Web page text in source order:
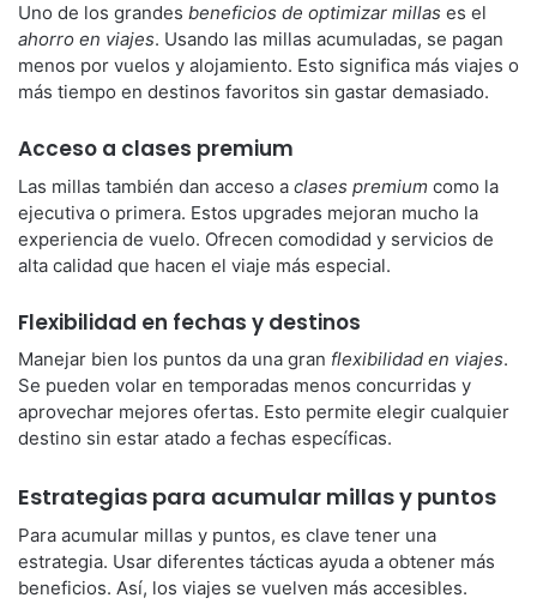
Uno de los grandes beneficios de optimizar millas es el
ahorro en viajes. Usando las millas acumuladas, se pagan
menos por vuelos y alojamiento. Esto significa más viajes o
más tiempo en destinos favoritos sin gastar demasiado.
Acceso a clases premium
Las millas también dan acceso a clases premium como la
ejecutiva o primera. Estos upgrades mejoran mucho la
experiencia de vuelo. Ofrecen comodidad y servicios de
alta calidad que hacen el viaje más especial.
Flexibilidad en fechas y destinos
Manejar bien los puntos da una gran flexibilidad en viajes.
Se pueden volar en temporadas menos concurridas y
aprovechar mejores ofertas. Esto permite elegir cualquier
destino sin estar atado a fechas específicas.
Estrategias para acumular millas y puntos
Para acumular millas y puntos, es clave tener una
estrategia. Usar diferentes tácticas ayuda a obtener más
beneficios. Así, los viajes se vuelven más accesibles.